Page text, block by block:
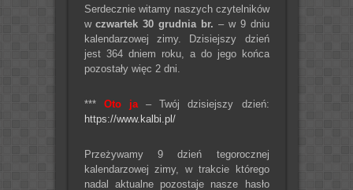
Serdecznie witamy naszych czytelników
wczwartek 30 grudnia br. – w 9 dniu
kalendarzowej zimy. Dzisiejszy dzień
jest 364 dniem roku, a do jego końca
pozostały więc 2 dni.
*** Oto ja– Twój dzisiejszy dzień:
https://www.kalbi.pl/
Przeżywamy 9 dzień tegorocznej
kalendarzowej zimy, w trakcie którego
nadal aktualne pozostaje nasze hasło